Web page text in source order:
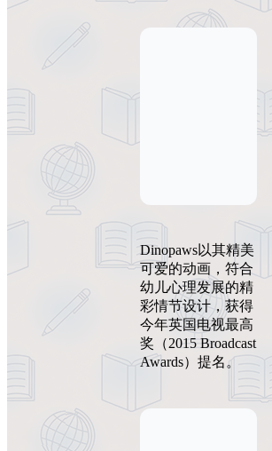
Dinopaws以其精美
可爱的动画，符合
幼儿心理发展的精
彩情节设计，获得
今年英国电视最高
奖（2015 Broadcast
Awards）提名。